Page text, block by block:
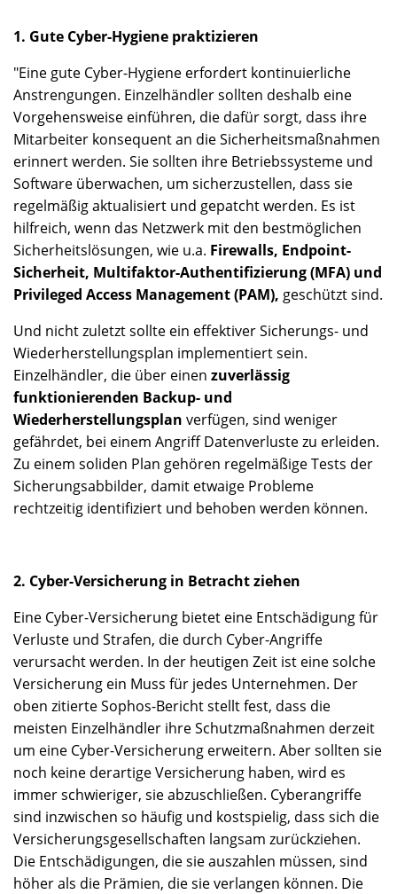
1. Gute Cyber-Hygiene praktizieren
"Eine gute Cyber-Hygiene erfordert kontinuierliche
Anstrengungen. Einzelhändler sollten deshalb eine
Vorgehensweise einführen, die dafür sorgt, dass ihre
Mitarbeiter konsequent an die Sicherheitsmaßnahmen
erinnert werden. Sie sollten ihre Betriebssysteme und
Software überwachen, um sicherzustellen, dass sie
regelmäßig aktualisiert und gepatcht werden. Es ist
hilfreich, wenn das Netzwerk mit den bestmöglichen
Sicherheitslösungen, wie u.a. Firewalls, Endpoint-
Sicherheit, Multifaktor-Authentifizierung (MFA) und
Privileged Access Management (PAM), geschützt sind.
Und nicht zuletzt sollte ein effektiver Sicherungs- und
Wiederherstellungsplan implementiert sein.
Einzelhändler, die über einen zuverlässig
funktionierenden Backup- und
Wiederherstellungsplan verfügen, sind weniger
gefährdet, bei einem Angriff Datenverluste zu erleiden.
Zu einem soliden Plan gehören regelmäßige Tests der
Sicherungsabbilder, damit etwaige Probleme
rechtzeitig identifiziert und behoben werden können.
2. Cyber-Versicherung in Betracht ziehen
Eine Cyber-Versicherung bietet eine Entschädigung für
Verluste und Strafen, die durch Cyber-Angriffe
verursacht werden. In der heutigen Zeit ist eine solche
Versicherung ein Muss für jedes Unternehmen. Der
oben zitierte Sophos-Bericht stellt fest, dass die
meisten Einzelhändler ihre Schutzmaßnahmen derzeit
um eine Cyber-Versicherung erweitern. Aber sollten sie
noch keine derartige Versicherung haben, wird es
immer schwieriger, sie abzuschließen. Cyberangriffe
sind inzwischen so häufig und kostspielig, dass sich die
Versicherungsgesellschaften langsam zurückziehen.
Die Entschädigungen, die sie auszahlen müssen, sind
höher als die Prämien, die sie verlangen können. Die